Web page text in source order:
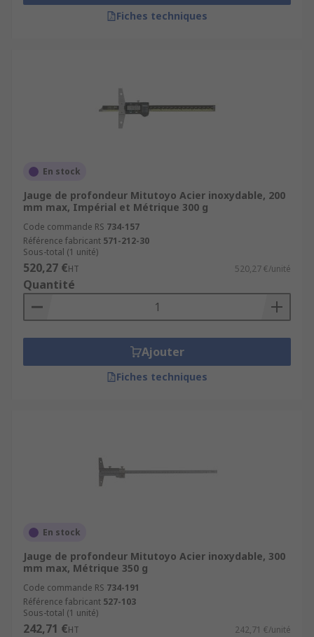
Fiches techniques
En stock
Jauge de profondeur Mitutoyo Acier inoxydable, 200
mm max, Impérial et Métrique 300 g
Code commande RS 734-157
Référence fabricant 571-212-30
Sous-total (1 unité)
520,27 €HT 520,27 €/unité
Quantité
Ajouter
Fiches techniques
En stock
Jauge de profondeur Mitutoyo Acier inoxydable, 300
mm max, Métrique 350 g
Code commande RS 734-191
Référence fabricant 527-103
Sous-total (1 unité)
242,71 €HT 242,71 €/unité